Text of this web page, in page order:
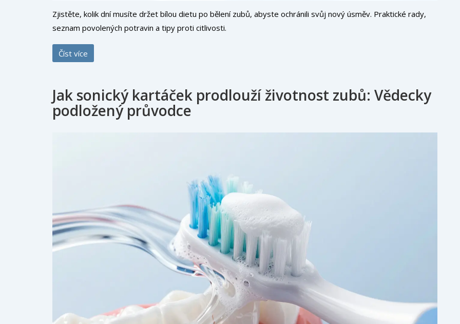
Zjistěte, kolik dní musíte držet bílou dietu po bělení zubů, abyste ochránili svůj nový úsměv. Praktické rady,
seznam povolených potravin a tipy proti citlivosti.
Číst více
Jak sonický kartáček prodlouží životnost zubů: Vědecky
podložený průvodce